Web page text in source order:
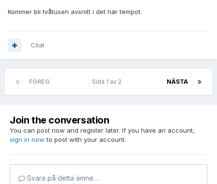
Kommer bli tvåtusen avsnitt i det här tempot.
Citat
FÖREG NÄSTA
Sida 1 av 2
Join the conversation
You can post now and register later. If you have an account,
sign in now to post with your account.
Svara på detta ämne…